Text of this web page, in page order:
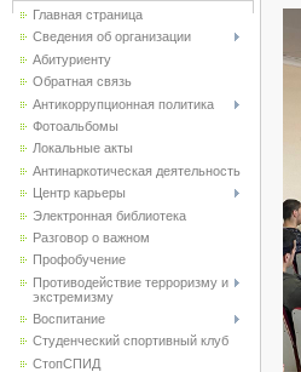
Главная страница
Сведения об организации
Абитуриенту
Обратная связь
Антикоррупционная политика
Фотоальбомы
Локальные акты
Антинаркотическая деятельность
Центр карьеры
Электронная библиотека
Разговор о важном
Профобучение
Противодействие терроризму и
экстремизму
Воспитание
Студенческий спортивный клуб
CтопСПИД